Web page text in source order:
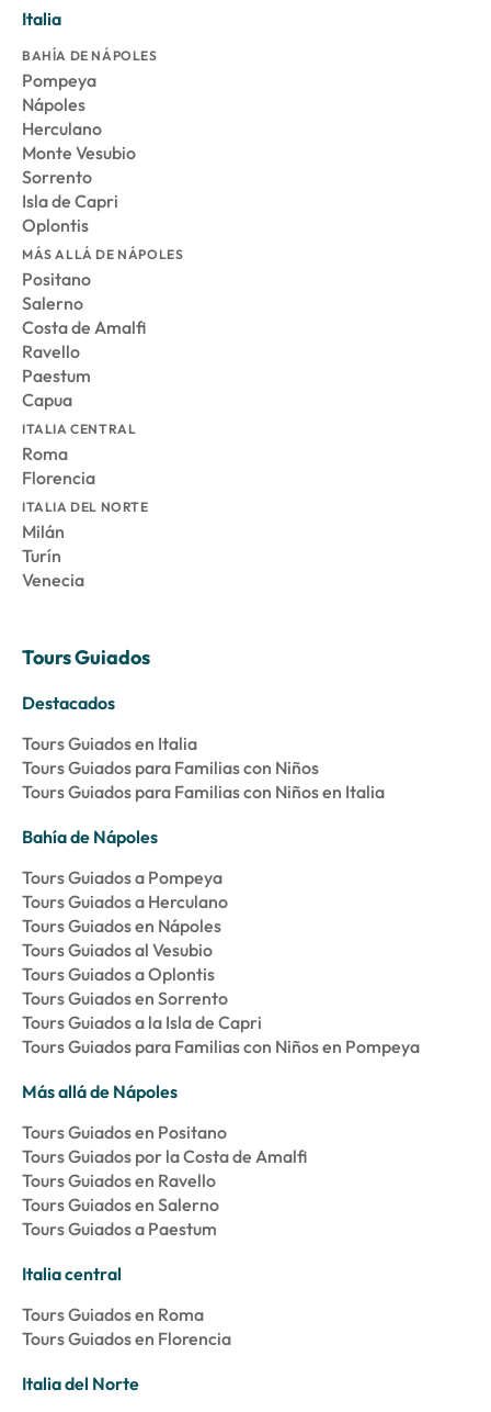
Italia
BAHÍA DE NÁPOLES
Pompeya
Nápoles
Herculano
Monte Vesubio
Sorrento
Isla de Capri
Oplontis
MÁS ALLÁ DE NÁPOLES
Positano
Salerno
Costa de Amalfi
Ravello
Paestum
Capua
ITALIA CENTRAL
Roma
Florencia
ITALIA DEL NORTE
Milán
Turín
Venecia
Tours Guiados
Destacados
Tours Guiados en Italia
Tours Guiados para Familias con Niños
Tours Guiados para Familias con Niños en Italia
Bahía de Nápoles
Tours Guiados a Pompeya
Tours Guiados a Herculano
Tours Guiados en Nápoles
Tours Guiados al Vesubio
Tours Guiados a Oplontis
Tours Guiados en Sorrento
Tours Guiados a la Isla de Capri
Tours Guiados para Familias con Niños en Pompeya
Más allá de Nápoles
Tours Guiados en Positano
Tours Guiados por la Costa de Amalfi
Tours Guiados en Ravello
Tours Guiados en Salerno
Tours Guiados a Paestum
Italia central
Tours Guiados en Roma
Tours Guiados en Florencia
Italia del Norte